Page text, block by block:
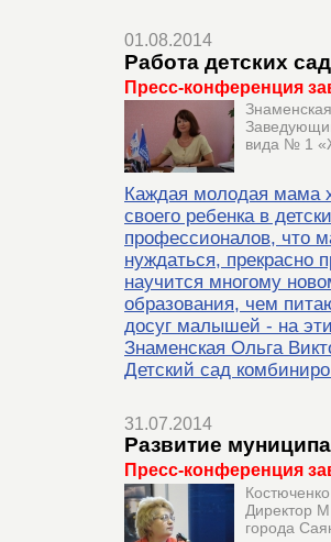
01.08.2014
Работа детских
Пресс-конференция
вида № 1
Каждая молодая мама
своего ребенка в
профессионалов, что
нуждаться, прекрасно
научится многому
образования, чем
досуг малышей - на
Знаменская Ольга
Детский сад
31.07.2014
Развитие
Пресс-конференция
Директор
города